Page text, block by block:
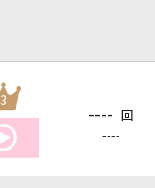
3
---- 回
----